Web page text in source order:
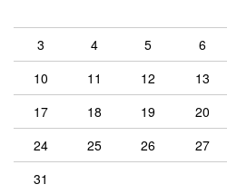
3
4 5 6
10
11 12 13
17
18 19 20
24
25 26 27
31